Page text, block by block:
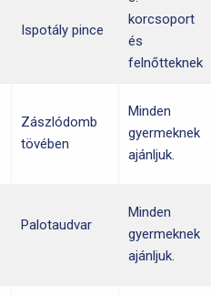
Ispotály pince
korcsoport
és
felnőtteknek
Zászlódomb
tövében
Minden
gyermeknek
ajánljuk.
Palotaudvar
Minden
gyermeknek
ajánljuk.